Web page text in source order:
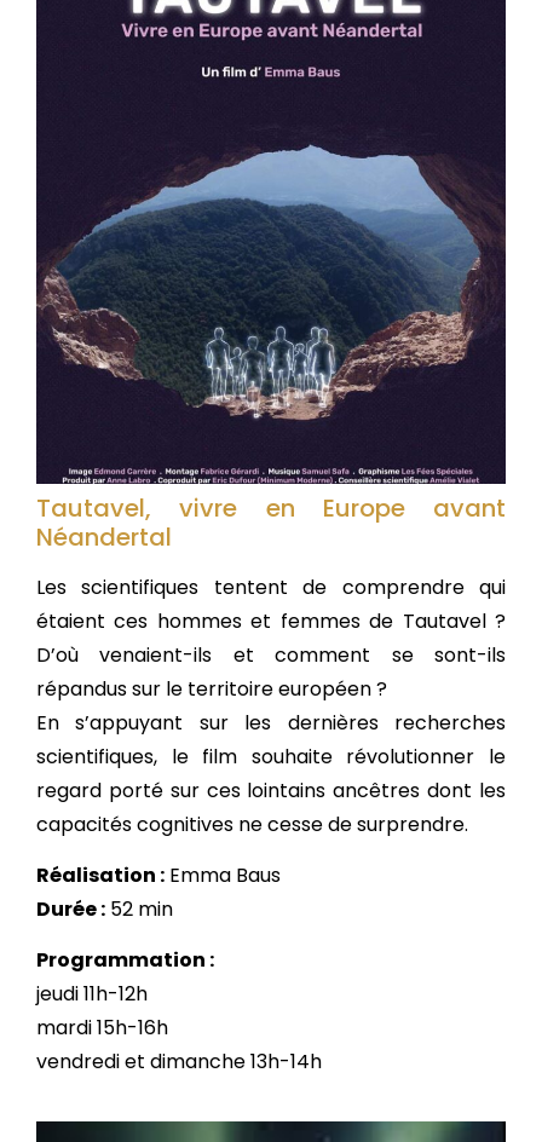
Tautavel, vivre en Europe avant
Néandertal
Les scientifiques tentent de comprendre qui
étaient ces hommes et femmes de Tautavel ?
D’où venaient-ils et comment se sont-ils
répandus sur le territoire européen ?
En s’appuyant sur les dernières recherches
scientifiques, le film souhaite révolutionner le
regard porté sur ces lointains ancêtres dont les
capacités cognitives ne cesse de surprendre.
Réalisation : Emma Baus
Durée : 52 min
Programmation :
jeudi 11h-12h
mardi 15h-16h
vendredi et dimanche 13h-14h